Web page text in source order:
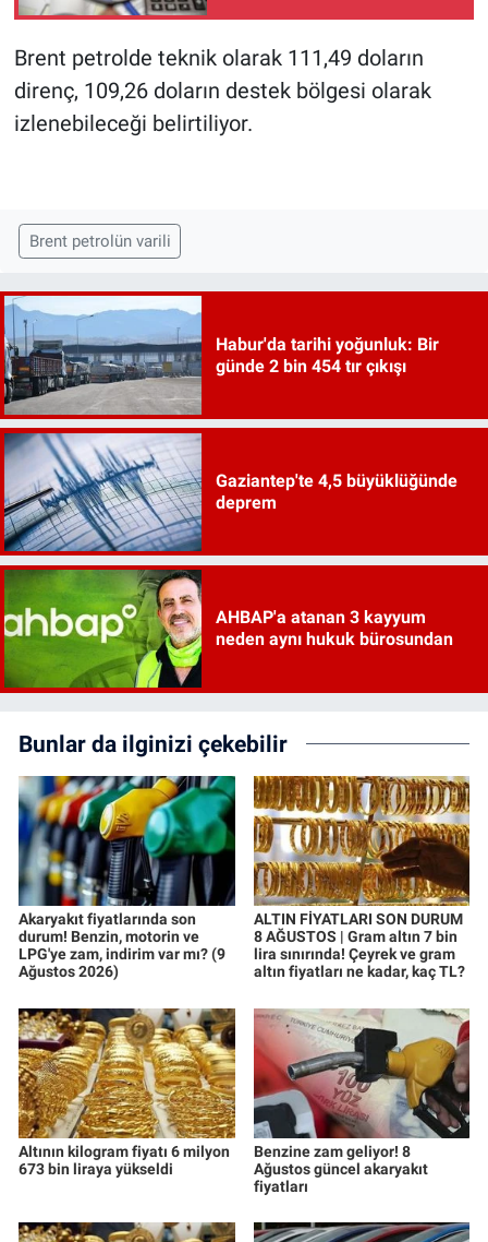
Brent petrolde teknik olarak 111,49 doların
direnç, 109,26 doların destek bölgesi olarak
izlenebileceği belirtiliyor.
Brent petrolün varili
Habur'da tarihi yoğunluk: Bir
günde 2 bin 454 tır çıkışı
Gaziantep'te 4,5 büyüklüğünde
deprem
AHBAP'a atanan 3 kayyum
neden aynı hukuk bürosundan
Bunlar da ilginizi çekebilir
Akaryakıt fiyatlarında son
durum! Benzin, motorin ve
LPG'ye zam, indirim var mı? (9
Ağustos 2026)
ALTIN FİYATLARI SON DURUM
8 AĞUSTOS | Gram altın 7 bin
lira sınırında! Çeyrek ve gram
altın fiyatları ne kadar, kaç TL?
Altının kilogram fiyatı 6 milyon
673 bin liraya yükseldi
Benzine zam geliyor! 8
Ağustos güncel akaryakıt
fiyatları